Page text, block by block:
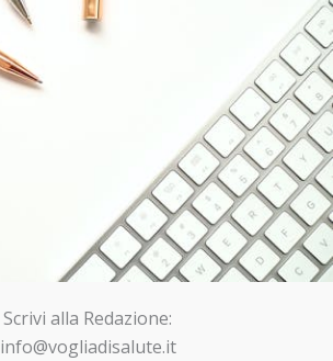
Scrivi alla Redazione:
info@vogliadisalute.it